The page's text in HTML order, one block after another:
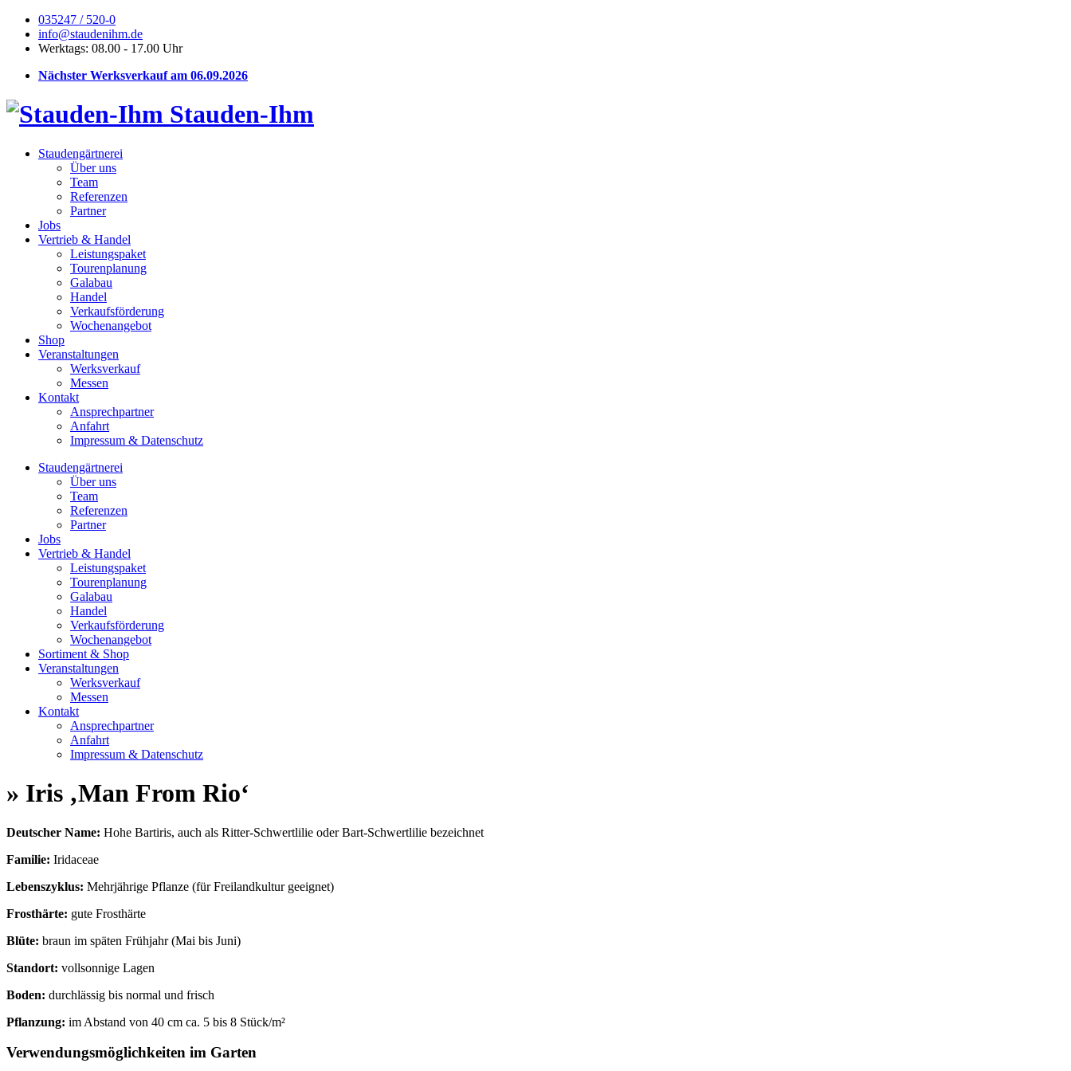
035247 / 520-0
info@staudenihm.de
Werktags: 08.00 - 17.00 Uhr
Nächster Werksverkauf am 06.09.2026
Stauden-Ihm
Staudengärtnerei
Über uns
Team
Referenzen
Partner
Jobs
Vertrieb & Handel
Leistungspaket
Tourenplanung
Galabau
Handel
Verkaufsförderung
Wochenangebot
Shop
Veranstaltungen
Werksverkauf
Messen
Kontakt
Ansprechpartner
Anfahrt
Impressum & Datenschutz
Staudengärtnerei
Über uns
Team
Referenzen
Partner
Jobs
Vertrieb & Handel
Leistungspaket
Tourenplanung
Galabau
Handel
Verkaufsförderung
Wochenangebot
Sortiment & Shop
Veranstaltungen
Werksverkauf
Messen
Kontakt
Ansprechpartner
Anfahrt
Impressum & Datenschutz
» Iris ‚Man From Rio‘
Deutscher Name: Hohe Bartiris, auch als Ritter-Schwertlilie oder Bart-Schwertlilie bezeichnet
Familie: Iridaceae
Lebenszyklus: Mehrjährige Pflanze (für Freilandkultur geeignet)
Frosthärte: gute Frosthärte
Blüte: braun im späten Frühjahr (Mai bis Juni)
Standort: vollsonnige Lagen
Boden: durchlässig bis normal und frisch
Pflanzung: im Abstand von 40 cm ca. 5 bis 8 Stück/m²
Verwendungsmöglichkeiten im Garten